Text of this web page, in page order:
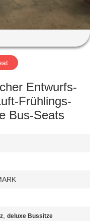
Entwurfs-
Frühlings-
Bus-Seats
,deluxe Bussitze